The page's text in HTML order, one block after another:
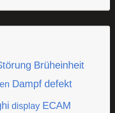
Brüheinheit
Dampf defekt
display ECAM